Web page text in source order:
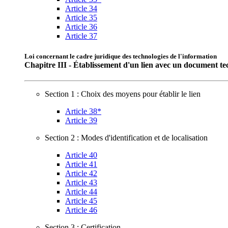
Article 34
Article 35
Article 36
Article 37
Loi concernant le cadre juridique des technologies de l'information
Chapitre III - Établissement d'un lien avec un document
Section 1 : Choix des moyens pour établir le lien
Article 38*
Article 39
Section 2 : Modes d'identification et de localisation
Article 40
Article 41
Article 42
Article 43
Article 44
Article 45
Article 46